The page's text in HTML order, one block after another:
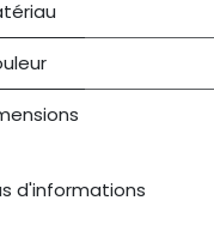
d'informations